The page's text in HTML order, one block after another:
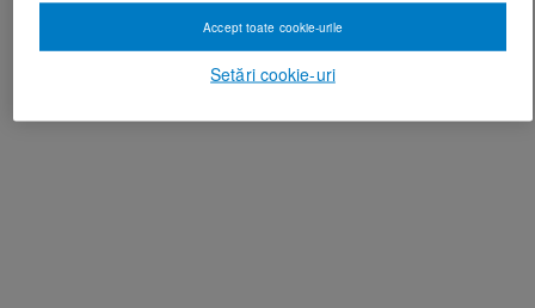
Setări cookie-uri
Accept toate cookie-urile